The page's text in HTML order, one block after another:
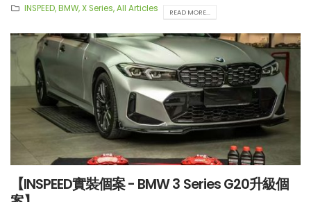
後置制動套裝:
●INSPEED 380mm樹枝碟
●BELFE EPB 電子手剎
**制動套裝適用於20吋或以上車鈴安裝。
INSPEED,BMW,X Series,All Articles READ MORE...
【INSPEED實裝個案 - BMW 3 Series G20升級個
【打造一部更簡潔有力的Honda
Type-R FL5?!】
【電車買鈴有什麼要注意!! 承重
能力好重要!!】
【不能錯過的最新升級改
Instagram Reels】
【全球限量一部!! McLaren
650S Project Kilo升級攻